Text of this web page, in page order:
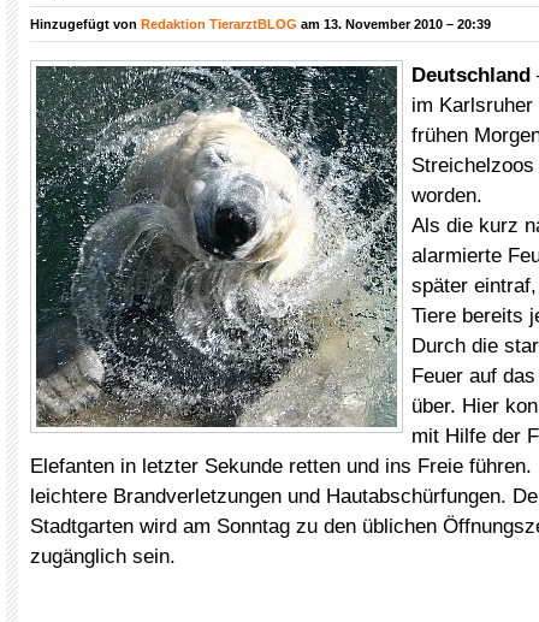
Hinzugefügt von Redaktion TierarztBLOG am 13. November 2010 – 20:39
Deutschland
im Karlsruher
frühen
worden.
Als die kurz
alarmierte
später
Tiere bereits
Durch die
Feuer auf
über. Hier
mit Hilfe der
Elefanten in letzter Sekunde retten und ins Freie
leichtere Brandverletzungen und Hautabschürfungen.
Stadtgarten wird am Sonntag zu den üblichen
zugänglich sein.